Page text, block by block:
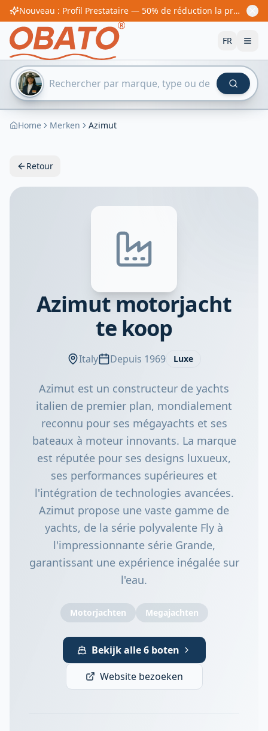
Nouveau : Profil Prestataire — 50% de réduction la première année ! À partir de 60€/an
FR
Home Merken Azimut
Retour
Azimut motorjacht
te koop
Italy Depuis 1969 Luxe
Azimut est un constructeur de yachts
italien de premier plan, mondialement
reconnu pour ses mégayachts et ses
bateaux à moteur innovants. La marque
est réputée pour ses designs luxueux,
ses performances supérieures et
l'intégration de technologies avancées.
Azimut propose une vaste gamme de
yachts, de la série polyvalente Fly à
l'impressionnante série Grande,
garantissant une expérience inégalée sur
l'eau.
Motorjachten Megajachten
Bekijk alle 6 boten
Website bezoeken